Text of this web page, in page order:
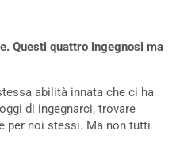
Questi quattro ingegnosi ma
abilità innata che ci ha
di ingegnarci, trovare
per noi stessi. Ma non tutti